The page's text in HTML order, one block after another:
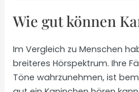
Wie gut können
Im Vergleich zu Menschen
breiteres Hörspektrum. Ihre
Töne wahrzunehmen, ist